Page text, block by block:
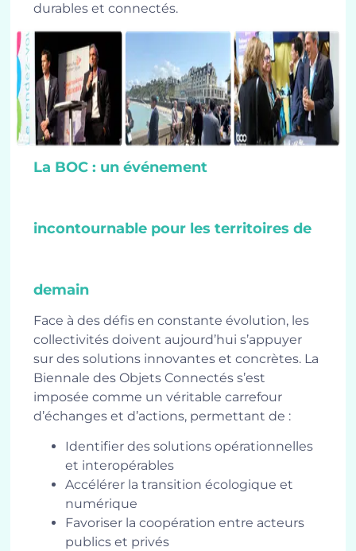
durables et connectés.
La BOC : un événement
incontournable pour les territoires de
demain
Face à des défis en constante évolution, les
collectivités doivent aujourd’hui s’appuyer
sur des solutions innovantes et concrètes. La
Biennale des Objets Connectés s’est
imposée comme un véritable carrefour
d’échanges et d’actions, permettant de :
Identifier des solutions opérationnelles
et interopérables
Accélérer la transition écologique et
numérique
Favoriser la coopération entre acteurs
publics et privés